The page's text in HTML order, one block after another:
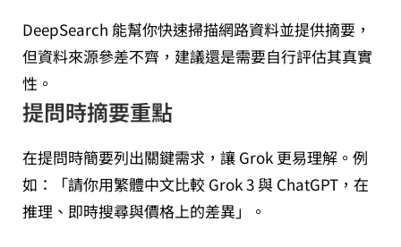
DeepSearch 能幫你快速掃描網路資料並提供摘要，
但資料來源參差不齊，建議還是需要自行評估其真實
性。
提問時摘要重點
在提問時簡要列出關鍵需求，讓 Grok 更易理解。例
如：「請你用繁體中文比較 Grok 3 與 ChatGPT，在
推理、即時搜尋與價格上的差異」。